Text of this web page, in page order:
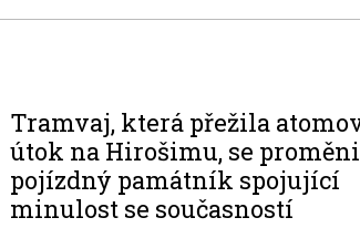
Tramvaj, která přežila
útok na Hirošimu, se
pojízdný památník spojující
minulost se současností